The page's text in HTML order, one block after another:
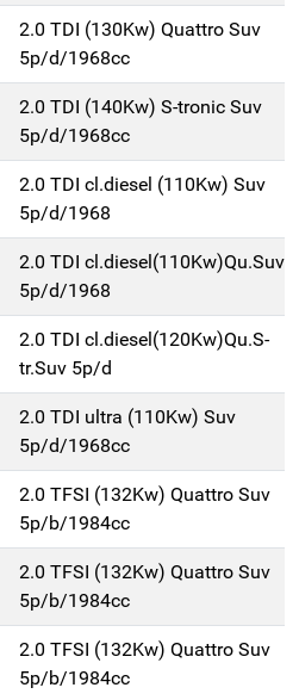
2.0 TDI (130Kw) Quattro Suv
5p/d/1968cc
2.0 TDI (140Kw) S-tronic Suv
5p/d/1968cc
2.0 TDI cl.diesel (110Kw) Suv
5p/d/1968
2.0 TDI cl.diesel(110Kw)Qu.Suv
5p/d/1968
2.0 TDI cl.diesel(120Kw)Qu.S-
tr.Suv 5p/d
2.0 TDI ultra (110Kw) Suv
5p/d/1968cc
2.0 TFSI (132Kw) Quattro Suv
5p/b/1984cc
2.0 TFSI (132Kw) Quattro Suv
5p/b/1984cc
2.0 TFSI (132Kw) Quattro Suv
5p/b/1984cc